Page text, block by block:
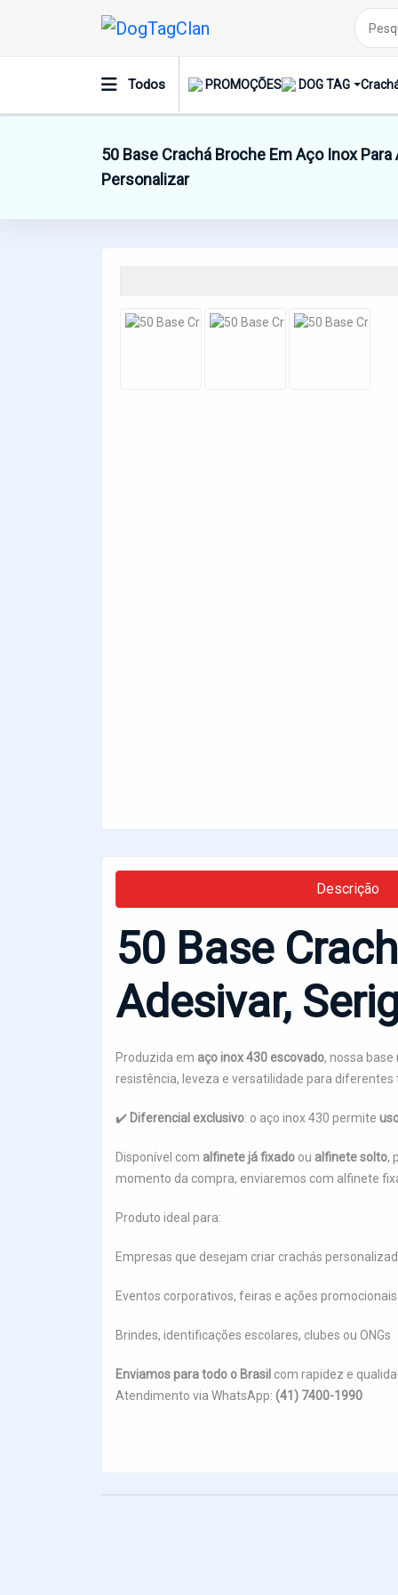
Todos PROMOÇÕES DOG TAG
50 Base Crachá Broche Em Aço Inox
Personalizar
Descrição
50 Base
Adesivar,
Produzida em aço inox 430 escovado, nossa
resistência, leveza e versatilidade para diferentes
✔️ Diferencial exclusivo: o aço inox 430 permite
Disponível com alfinete já fixado ou alfinete solto,
momento da compra, enviaremos com alfinete
Produto ideal para:
Empresas que desejam criar crachás
Eventos corporativos, feiras e ações promocionais
Brindes, identificações escolares, clubes ou ONGs
Enviamos para todo o Brasil com rapidez e
Atendimento via WhatsApp: (41) 7400-1990